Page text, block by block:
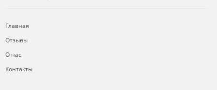
Главная
Отзывы
О нас
Контакты